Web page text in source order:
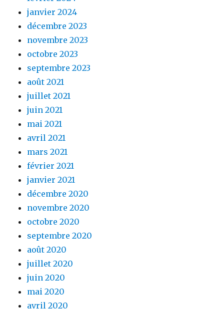
janvier 2024
décembre 2023
novembre 2023
octobre 2023
septembre 2023
août 2021
juillet 2021
juin 2021
mai 2021
avril 2021
mars 2021
février 2021
janvier 2021
décembre 2020
novembre 2020
octobre 2020
septembre 2020
août 2020
juillet 2020
juin 2020
mai 2020
avril 2020